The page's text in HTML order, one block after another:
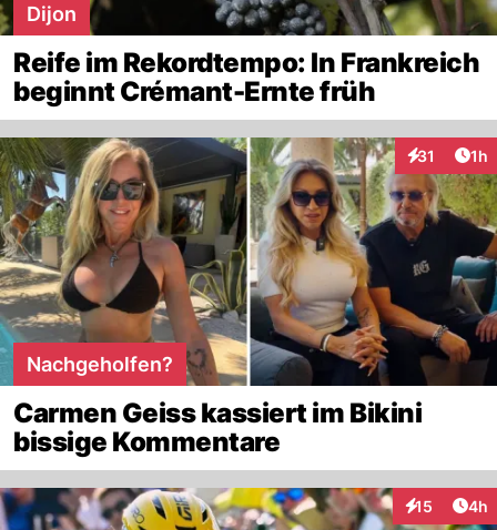
Dijon
Reife im Rekordtempo: In Frankreich
beginnt Crémant-Ernte früh
31 1h
Nachgeholfen?
Carmen Geiss kassiert im Bikini
bissige Kommentare
15
Interaktionen
4h